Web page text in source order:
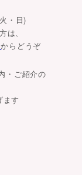
・日)
は、
からどうぞ
・ご紹介の
ます